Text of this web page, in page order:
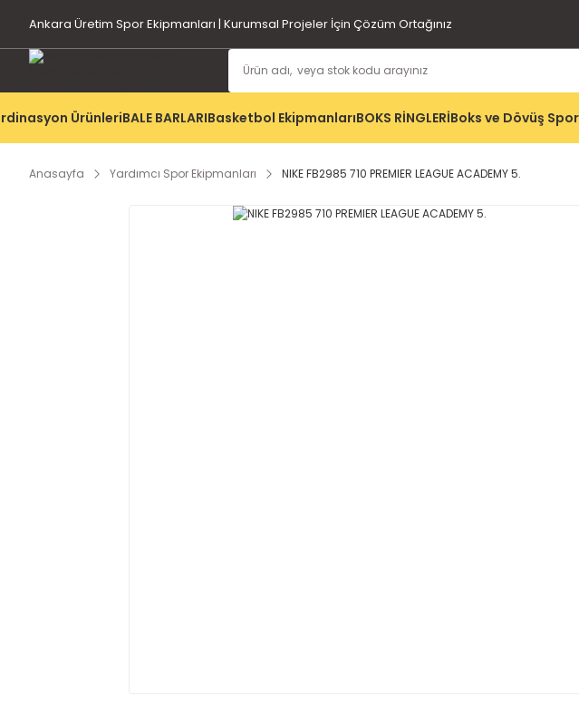
Ankara Üretim Spor Ekipmanları | Kurumsal Projeler İçin Çözüm Ortağınız
ÜrünleriBALE BARLARIBasketbol EkipmanlarıBOKS RİNGLERİBoks ve Dövüş
Anasayfa Yardımcı Spor Ekipmanları NIKE FB2985 710 PREMIER LEAGUE ACADEMY 5.